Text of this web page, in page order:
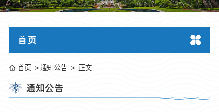
首页
首页 通知公告 正文
通知公告